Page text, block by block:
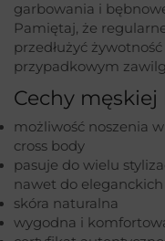
garbowania i
Pamiętaj, że
przedłużyć
przypadkowym
Cechy
możliwość noszenia
cross body
pasuje do wielu
nawet do
skóra naturalna
wygodna i